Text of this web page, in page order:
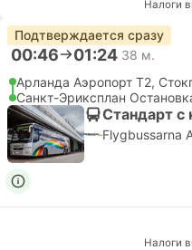
Налоги
Подтверждается сразу
00:46 01:24 38 м.
Арланда Аэропорт T2,
Санкт-Эриксплан
Стандарт с
Flygbussarna
Налоги